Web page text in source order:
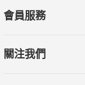
會員服務
關注我們